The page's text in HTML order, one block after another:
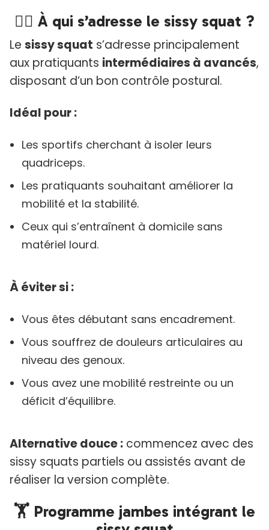
🧍‍♂️ À qui s’adresse le sissy squat ?
Le sissy squat s’adresse principalement
aux pratiquants intermédiaires à avancés,
disposant d’un bon contrôle postural.
Idéal pour :
Les sportifs cherchant à isoler leurs
quadriceps.
Les pratiquants souhaitant améliorer la
mobilité et la stabilité.
Ceux qui s’entraînent à domicile sans
matériel lourd.
À éviter si :
Vous êtes débutant sans encadrement.
Vous souffrez de douleurs articulaires au
niveau des genoux.
Vous avez une mobilité restreinte ou un
déficit d’équilibre.
Alternative douce : commencez avec des
sissy squats partiels ou assistés avant de
réaliser la version complète.
🏋️ Programme jambes intégrant le